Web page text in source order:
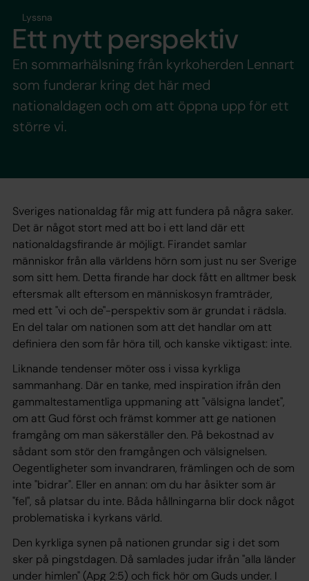
Lyssna
Ett nytt perspektiv
En sommarhälsning från kyrkoherden Lennart
som funderar kring det här med
nationaldagen och om att öppna upp för ett
större vi.
Sveriges nationaldag får mig att fundera på några saker.
Det är något stort med att bo i ett land där ett
nationaldagsfirande är möjligt. Firandet samlar
människor från alla världens hörn som just nu ser Sverige
som sitt hem. Detta firande har dock fått en alltmer besk
eftersmak allt eftersom en människosyn framträder,
med ett "vi och de"-perspektiv som är grundat i rädsla.
En del talar om nationen som att det handlar om att
definiera den som får höra till, och kanske viktigast: inte.
Liknande tendenser möter oss i vissa kyrkliga
sammanhang. Där en tanke, med inspiration ifrån den
gammaltestamentliga uppmaning att "välsigna landet",
om att Gud först och främst kommer att ge nationen
framgång om man säkerställer den. På bekostnad av
sådant som stör den framgången och välsignelsen.
Oegentligheter som invandraren, främlingen och de som
inte "bidrar". Eller en annan: om du har åsikter som är
"fel", så platsar du inte. Båda hållningarna blir dock något
problematiska i kyrkans värld.
Den kyrkliga synen på nationen grundar sig i det som
sker på pingstdagen. Då samlades judar ifrån "alla länder
under himlen" (Apg 2:5) och fick hör om Guds under. I